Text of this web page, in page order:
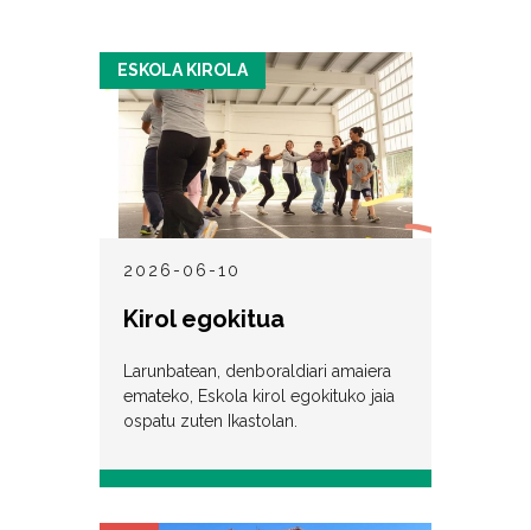
2026-06-10
ESKOLA KIROLA
Kirol egokitua
Larunbatean, denboraldiari amaiera
emateko, Eskola kirol egokituko jaia
ospatu zuten Ikastolan.